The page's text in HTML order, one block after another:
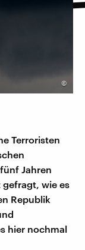
©
Terroristen
Jahren
wie es
Republik
hier nochmal